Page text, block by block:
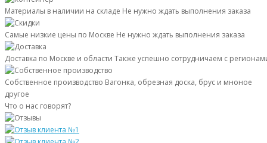
Материалы в наличии на складе Не нужно ждать выполнения заказа
Самые низкие цены по Москве Не нужно ждать выполнения заказа
Доставка по Москве и области Также успешно сотрудничаем с
Собственное производство Вагонка, обрезная доска, брус и мноное
другое
Что о нас говорят?